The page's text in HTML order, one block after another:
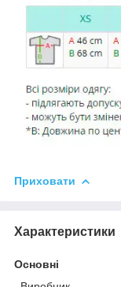
Приховати
Характеристики
Основні